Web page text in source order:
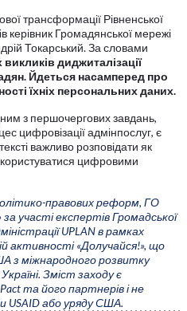
трансформації Рівненської
керівник Громадянської мережі
Токарський. За словами
диджиталізації
Йдеться насамперед про
їхніх персональних даних.
з першочергових завдань,
цифровізації адмінпослуг, є
важливо розповідати як
цифровими
правових реформ, ГО
участі експертів Громадської
UPLAN в рамках
активності «Долучайся!», що
з міжнародного розвитку
Зміст заходу є
та його партнерів і не
USAID або уряду США.